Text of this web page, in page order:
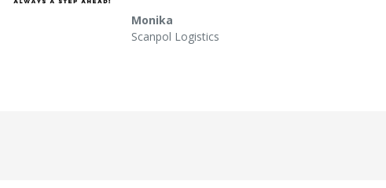
Monika
Scanpol Logistics